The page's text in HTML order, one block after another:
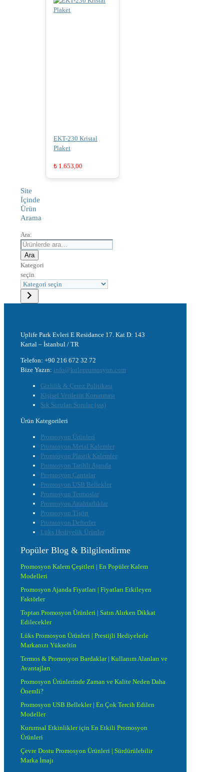
EKT-230 Kristal
Plaket
₺ 1.653,00
Site
İçinde
Ürün
Arama
Ara:
Ara
Kategori
seçin
Uplife Park Evleri E Residance 17. Kat D: 143
Kartal – İstanbul / TR
Telefon: +90 216 672 32 72
Bize Yazın: info@kulepromosyon.com
Gizlilik & Çerez Politikası
Kişisel Verilerin Korunması
Sık Sorulan Sorular (sss)
Ürün Kategorileri
Promosyon Ürünleri
Promosyon Metal Kalemler
Promosyon Plastik Kalemler
Promosyon Tarihli Ajanda
Promosyon Çantalar
Promosyon USB Bellekler
Promosyon Termoslar
Promosyon Anahtarlıklar
Promosyon Tişört
Promosyon Defterler
Lüks Hediyelik Ürünler
Popüler Blog & Bilgilendirme
Promosyon Kalem Çeşitleri | En Popüler Kalem
Modelleri
Promosyon Ajanda Fiyatları | Fiyatları Etkileyen
Faktörler
Toptan Promosyon Ürünleri | Satın Alırken Dikkat
Edilecekler
Lüks Promosyon Ürünleri | Prestijli Hediyelerle
Markanızı Yükseltin
Termos & Promosyon Bardaklar | Kullanım Alanları ve
Avantajları
Promosyon Ürünlerinde Zaman ve Kalite Neden Daha
Önemli?
Promosyon USB Bellekler | En Çok Tercih Edilen
Modeller
Kurumsal Etkinlikler için En Etkili Promosyon
Ürünleri
Çevre Dostu Promosyon Ürünleri | Sürdürülebilir
Marka İmajı